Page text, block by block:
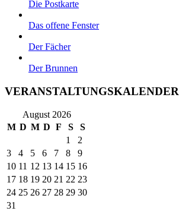
Die Postkarte
Das offene Fenster
Der Fächer
Der Brunnen
VERANSTALTUNGSKALENDER
August 2026
M D M D F S S
1
2
3
4 5 6 7 8
9
10 11 12 13 14 15 16
17 18 19 20 21 22 23
24 25 26 27 28 29 30
31